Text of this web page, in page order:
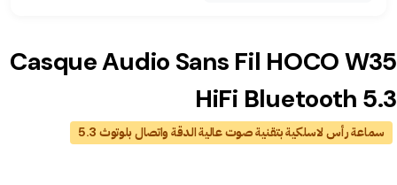
Casque Audio Sans Fil HOCO W35
HiFi Bluetooth 5.3
سماعة رأس لاسلكية بتقنية صوت عالية الدقة واتصال بلوتوث 5.3